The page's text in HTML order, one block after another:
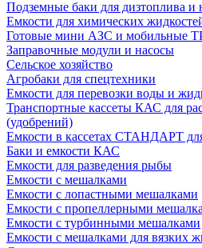
Подземные баки для дизтоплива и
Емкости для химических
Готовые мини АЗС и мобильные
Заправочные модули и насосы
Сельское хозяйство
Агробаки для спецтехники
Емкости для перевозки воды и
Транспортные кассеты КАС для
(удобрений)
Емкости в кассетах СТАНДАРТ
Баки и емкости КАС
Емкости для разведения рыбы
Емкости с мешалками
Емкости с лопастными мешалками
Емкости с пропеллерными
Емкости с турбинными мешалками
Емкости с мешалками для вязких